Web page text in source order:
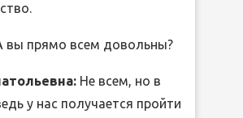
вы прямо всем довольны?
Не всем, но в
у нас получается пройти